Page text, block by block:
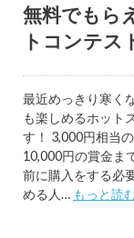
無料でもら
トコンテス
最近めっきり寒く
も楽しめるホット
す！ 3,000円相当
10,000円の賞金ま
前に購入をする必
める人… もっと読